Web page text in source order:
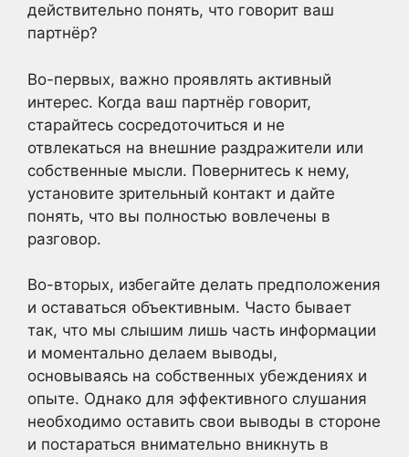
действительно понять, что говорит ваш
партнёр?
Во-первых, важно проявлять активный
интерес. Когда ваш партнёр говорит,
старайтесь сосредоточиться и не
отвлекаться на внешние раздражители или
собственные мысли. Повернитесь к нему,
установите зрительный контакт и дайте
понять, что вы полностью вовлечены в
разговор.
Во-вторых, избегайте делать предположения
и оставаться объективным. Часто бывает
так, что мы слышим лишь часть информации
и моментально делаем выводы,
основываясь на собственных убеждениях и
опыте. Однако для эффективного слушания
необходимо оставить свои выводы в стороне
и постараться внимательно вникнуть в